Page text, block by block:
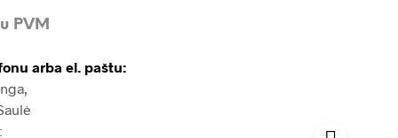
PVM
arba el. paštu: